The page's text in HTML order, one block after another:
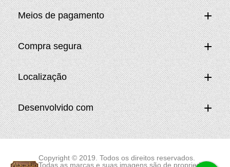
Meios de pagamento
Compra segura
Localização
Desenvolvido com
Copyright © 2019. Todos os direitos reservados.
Todas as marcas e suas imagens são de propriedade